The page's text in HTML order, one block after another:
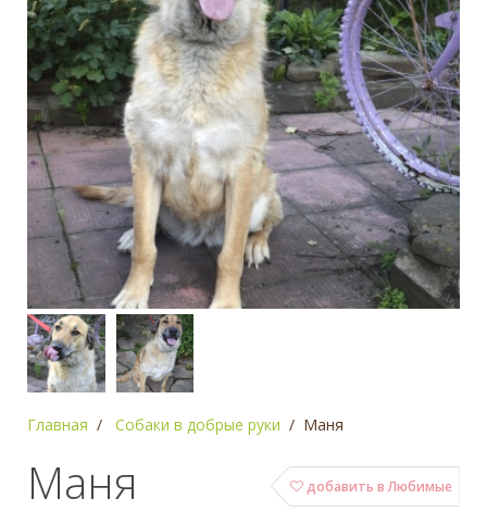
Главная Собаки в добрые руки Маня
добавить в Любимые
Маня